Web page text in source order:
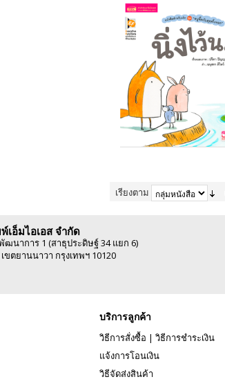
เรียงตาม
เอ็มไอเอส จำกัด
ฒนาการ 1 (สาธุประดิษฐ์ 34 แยก 6)
ขตยานนาวา กรุงเทพฯ 10120
บริการลูกค้า
วิธีการสั่งซื้อ | วิธีการชำระเงิน
แจ้งการโอนเงิน
วิธีจัดส่งสินค้า